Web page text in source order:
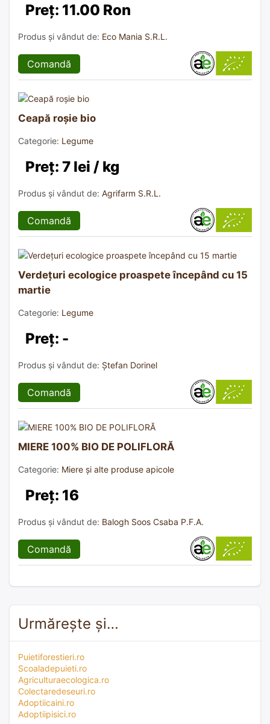
Preț: 11.00 Ron
Produs și vândut de: Eco Mania S.R.L.
Comandă
Ceapă roșie bio
Categorie: Legume
Preț: 7 lei / kg
Produs și vândut de: Agrifarm S.R.L.
Comandă
Verdețuri ecologice proaspete începând cu 15
martie
Categorie: Legume
Preț: -
Produs și vândut de: Ștefan Dorinel
Comandă
MIERE 100% BIO DE POLIFLORĂ
Categorie: Miere și alte produse apicole
Preț: 16
Produs și vândut de: Balogh Soos Csaba P.F.A.
Comandă
Urmărește și…
Puietiforestieri.ro
Scoaladepuieti.ro
Agriculturaecologica.ro
Colectaredeseuri.ro
Adoptiicaini.ro
Adoptiipisici.ro